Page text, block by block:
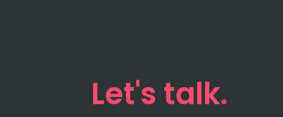
Let's talk